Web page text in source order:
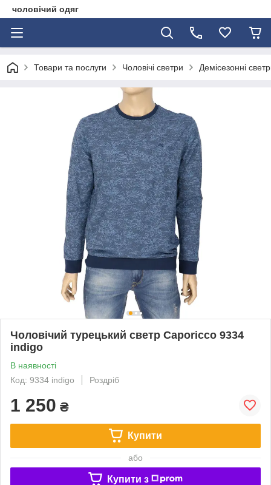
чоловічий одяг
Товари та послуги Чоловічі светри Демісезонні
Чоловічий турецький светр Сaporicco 9334
indigo
В наявності
Код: 9334 indigo
Роздріб
1 250 ₴
Купити
або
Купити з